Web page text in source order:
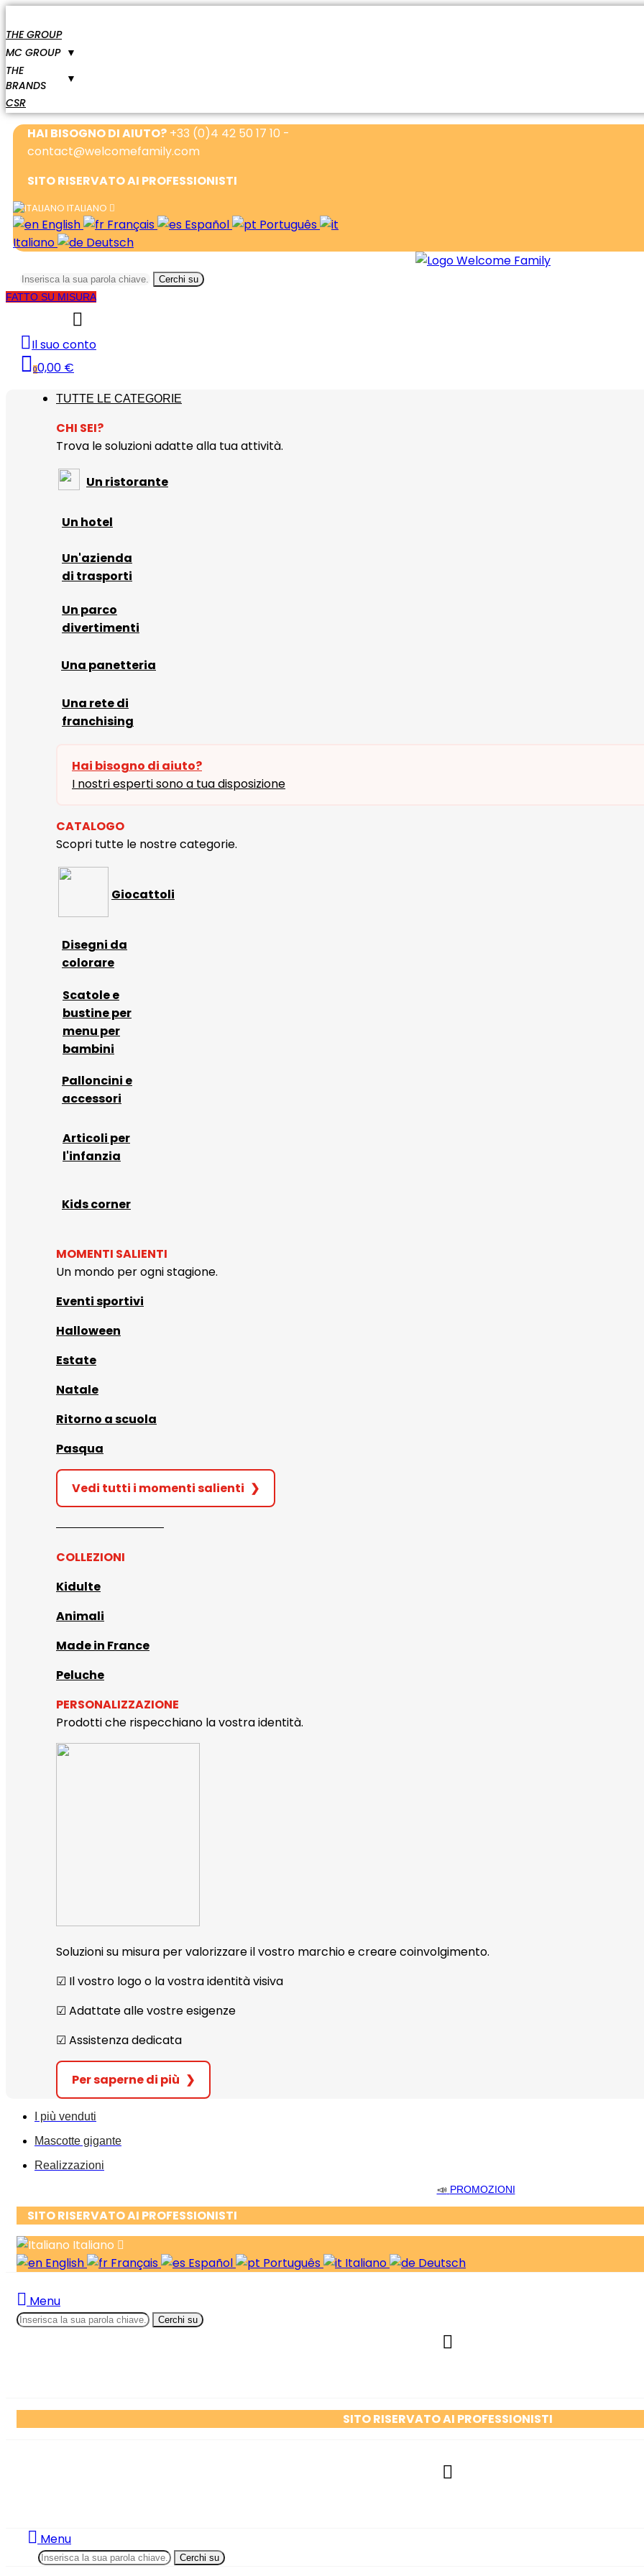
THE GROUP
MC GROUP ▼
THE
BRANDS
▼
CSR
HAI BISOGNO DI AIUTO? +33 (0)4 42 50 17 10 -
contact@welcomefamily.com
SITO RISERVATO AI PROFESSIONISTI
ITALIANO
English Français Español
Português
Italiano
Deutsch
Cerchi su
FATTO SU MISURA
Il suo conto
00,00 €
TUTTE LE CATEGORIE
CHI SEI?
Trova le soluzioni adatte alla tua attività.
Un ristorante
Un hotel
Un'azienda
di trasporti
Un parco
divertimenti
Una panetteria
Una rete di
franchising
Hai bisogno di aiuto?
I nostri esperti sono a tua disposizione
CATALOGO
Scopri tutte le nostre categorie.
Giocattoli
Disegni da
colorare
Scatole e
bustine per
menu per
bambini
Palloncini e
accessori
Articoli per
l'infanzia
Kids corner
MOMENTI SALIENTI
Un mondo per ogni stagione.
Eventi sportivi
Halloween
Estate
Natale
Ritorno a scuola
Pasqua
Vedi tutti i momenti salienti ❯
COLLEZIONI
Kidulte
Animali
Made in France
Peluche
PERSONALIZZAZIONE
Prodotti che rispecchiano la vostra identità.
Soluzioni su misura per valorizzare il vostro marchio e creare coinvolgimento.
☑︎ Il vostro logo o la vostra identità visiva
☑︎ Adattate alle vostre esigenze
☑︎ Assistenza dedicata
Per saperne di più ❯
I più venduti
Mascotte gigante
Realizzazioni
📣 PROMOZIONI
SITO RISERVATO AI PROFESSIONISTI
Italiano
English
Français Español Português Italiano Deutsch
Menu
Cerchi su
SITO RISERVATO AI PROFESSIONISTI
Menu
Cerchi su